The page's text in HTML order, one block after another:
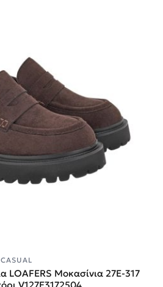
CASUAL
LOAFERS Μοκασίνια 27E-317